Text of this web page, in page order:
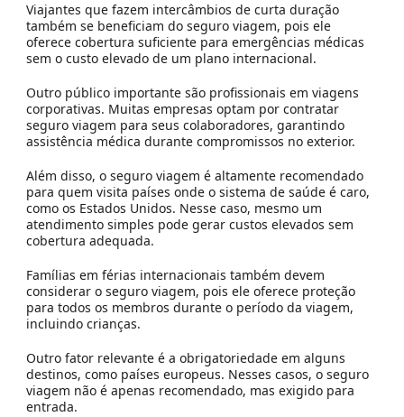
Viajantes que fazem intercâmbios de curta duração
também se beneficiam do seguro viagem, pois ele
oferece cobertura suficiente para emergências médicas
sem o custo elevado de um plano internacional.
Outro público importante são profissionais em viagens
corporativas. Muitas empresas optam por contratar
seguro viagem para seus colaboradores, garantindo
assistência médica durante compromissos no exterior.
Além disso, o seguro viagem é altamente recomendado
para quem visita países onde o sistema de saúde é caro,
como os Estados Unidos. Nesse caso, mesmo um
atendimento simples pode gerar custos elevados sem
cobertura adequada.
Famílias em férias internacionais também devem
considerar o seguro viagem, pois ele oferece proteção
para todos os membros durante o período da viagem,
incluindo crianças.
Outro fator relevante é a obrigatoriedade em alguns
destinos, como países europeus. Nesses casos, o seguro
viagem não é apenas recomendado, mas exigido para
entrada.